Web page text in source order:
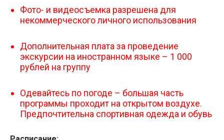
Фото- и видеосъемка разрешена для
некоммерческого личного использования
Дополнительная плата за проведение
экскурсии на иностранном языке – 1 000
рублей на группу
Одевайтесь по погоде – большая часть
программы проходит на открытом воздухе.
Предпочтительна спортивная одежда и обувь